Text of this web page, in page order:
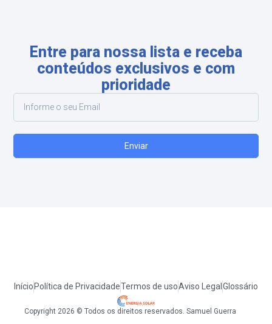
Entre para nossa lista e receba
conteúdos exclusivos e com
prioridade
Enviar
Início Política de PrivacidadeTermos de usoAviso Legal Glossário
Copyright 2026 © Todos os direitos reservados. Samuel Guerra